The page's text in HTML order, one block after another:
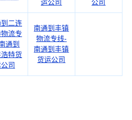
运公司
公司
二连
流专
通到
浩特货
司
南通到丰镇
物流专线-
南通到丰镇
货运公司